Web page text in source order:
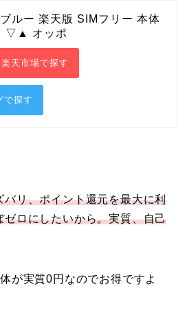
ルー 楽天版 SIMフリー 本体
▽▲ オッポ
楽天市場で探す
で探す
バリ、ポイント還元を最大に利
ゼロにしたいから。実質、自己
が実質0円なのでお得ですよ